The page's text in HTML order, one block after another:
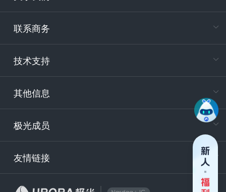
联系商务
技术支持
其他信息
极光成员
友情链接
电
400-
技
安